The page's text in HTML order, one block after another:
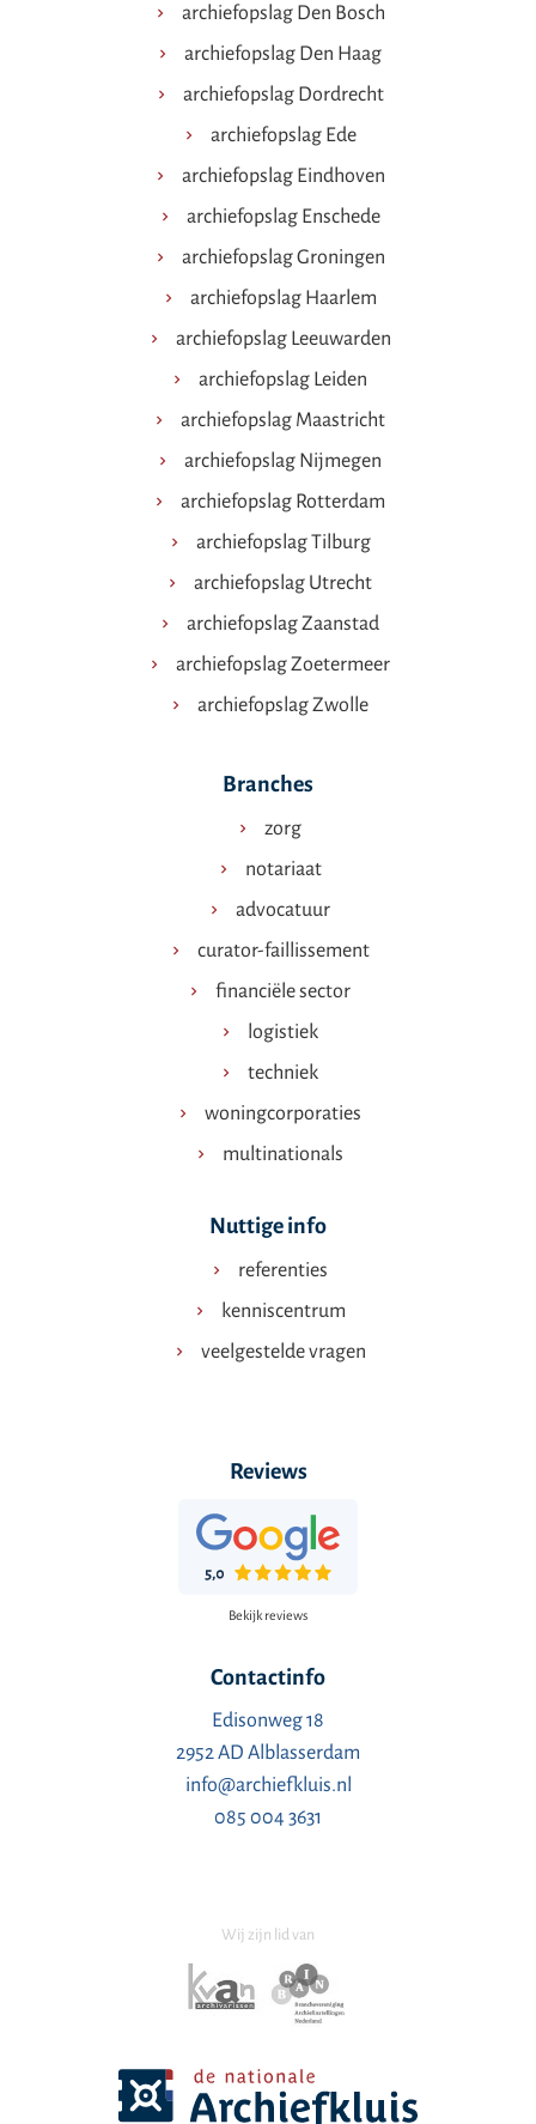
archiefopslag Den Bosch
archiefopslag Den Haag
archiefopslag Dordrecht
archiefopslag Ede
archiefopslag Eindhoven
archiefopslag Enschede
archiefopslag Groningen
archiefopslag Haarlem
archiefopslag Leeuwarden
archiefopslag Leiden
archiefopslag Maastricht
archiefopslag Nijmegen
archiefopslag Rotterdam
archiefopslag Tilburg
archiefopslag Utrecht
archiefopslag Zaanstad
archiefopslag Zoetermeer
archiefopslag Zwolle
Branches
zorg
notariaat
advocatuur
curator-faillissement
financiële sector
logistiek
techniek
woningcorporaties
multinationals
Nuttige info
referenties
kenniscentrum
veelgestelde vragen
Reviews
Bekijk reviews
Contactinfo
Edisonweg 18
2952 AD Alblasserdam
info@archiefkluis.nl
085 004 3631
Wij zijn lid van